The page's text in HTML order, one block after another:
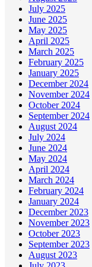
July 2025
June 2025
May 2025
April 2025
March 2025
February 2025
January 2025
December 2024
November 2024
October 2024
September 2024
August 2024
July 2024
June 2024
May 2024
April 2024
March 2024
February 2024
January 2024
December 2023
November 2023
October 2023
September 2023
August 2023